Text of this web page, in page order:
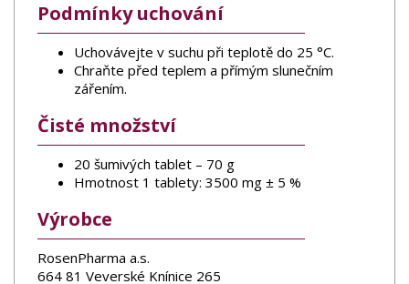
Podmínky uchování
Uchovávejte v suchu při teplotě do 25 °C.
Chraňte před teplem a přímým slunečním
zářením.
Čisté množství
20 šumivých tablet – 70 g
Hmotnost 1 tablety: 3500 mg ± 5 %
Výrobce
RosenPharma a.s.
664 81 Veverské Knínice 265